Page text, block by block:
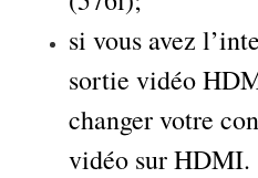
si vous avez
sortie vidéo
changer votre
vidéo sur